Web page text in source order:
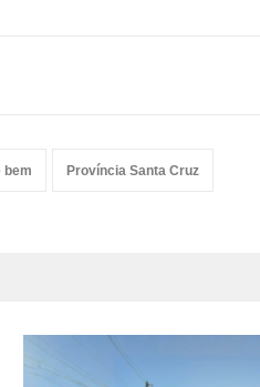
bem Província Santa Cruz